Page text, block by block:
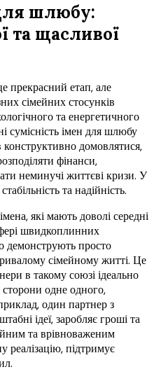
шлюбу:
та щасливої
прекрасний етап, але
сімейних стосунків
та енергетичного
сумісність імен для шлюбу
конструктивно домовлятися,
фінанси,
неминучі життєві кризи. У
та надійність.
які мають доволі середні
швидкоплинних
демонструють просто
сімейному житті. Це
в такому союзі ідеально
одне одного,
один партнер з
ідеї, заробляє гроші та
та врівноваженим
реалізацію, підтримує